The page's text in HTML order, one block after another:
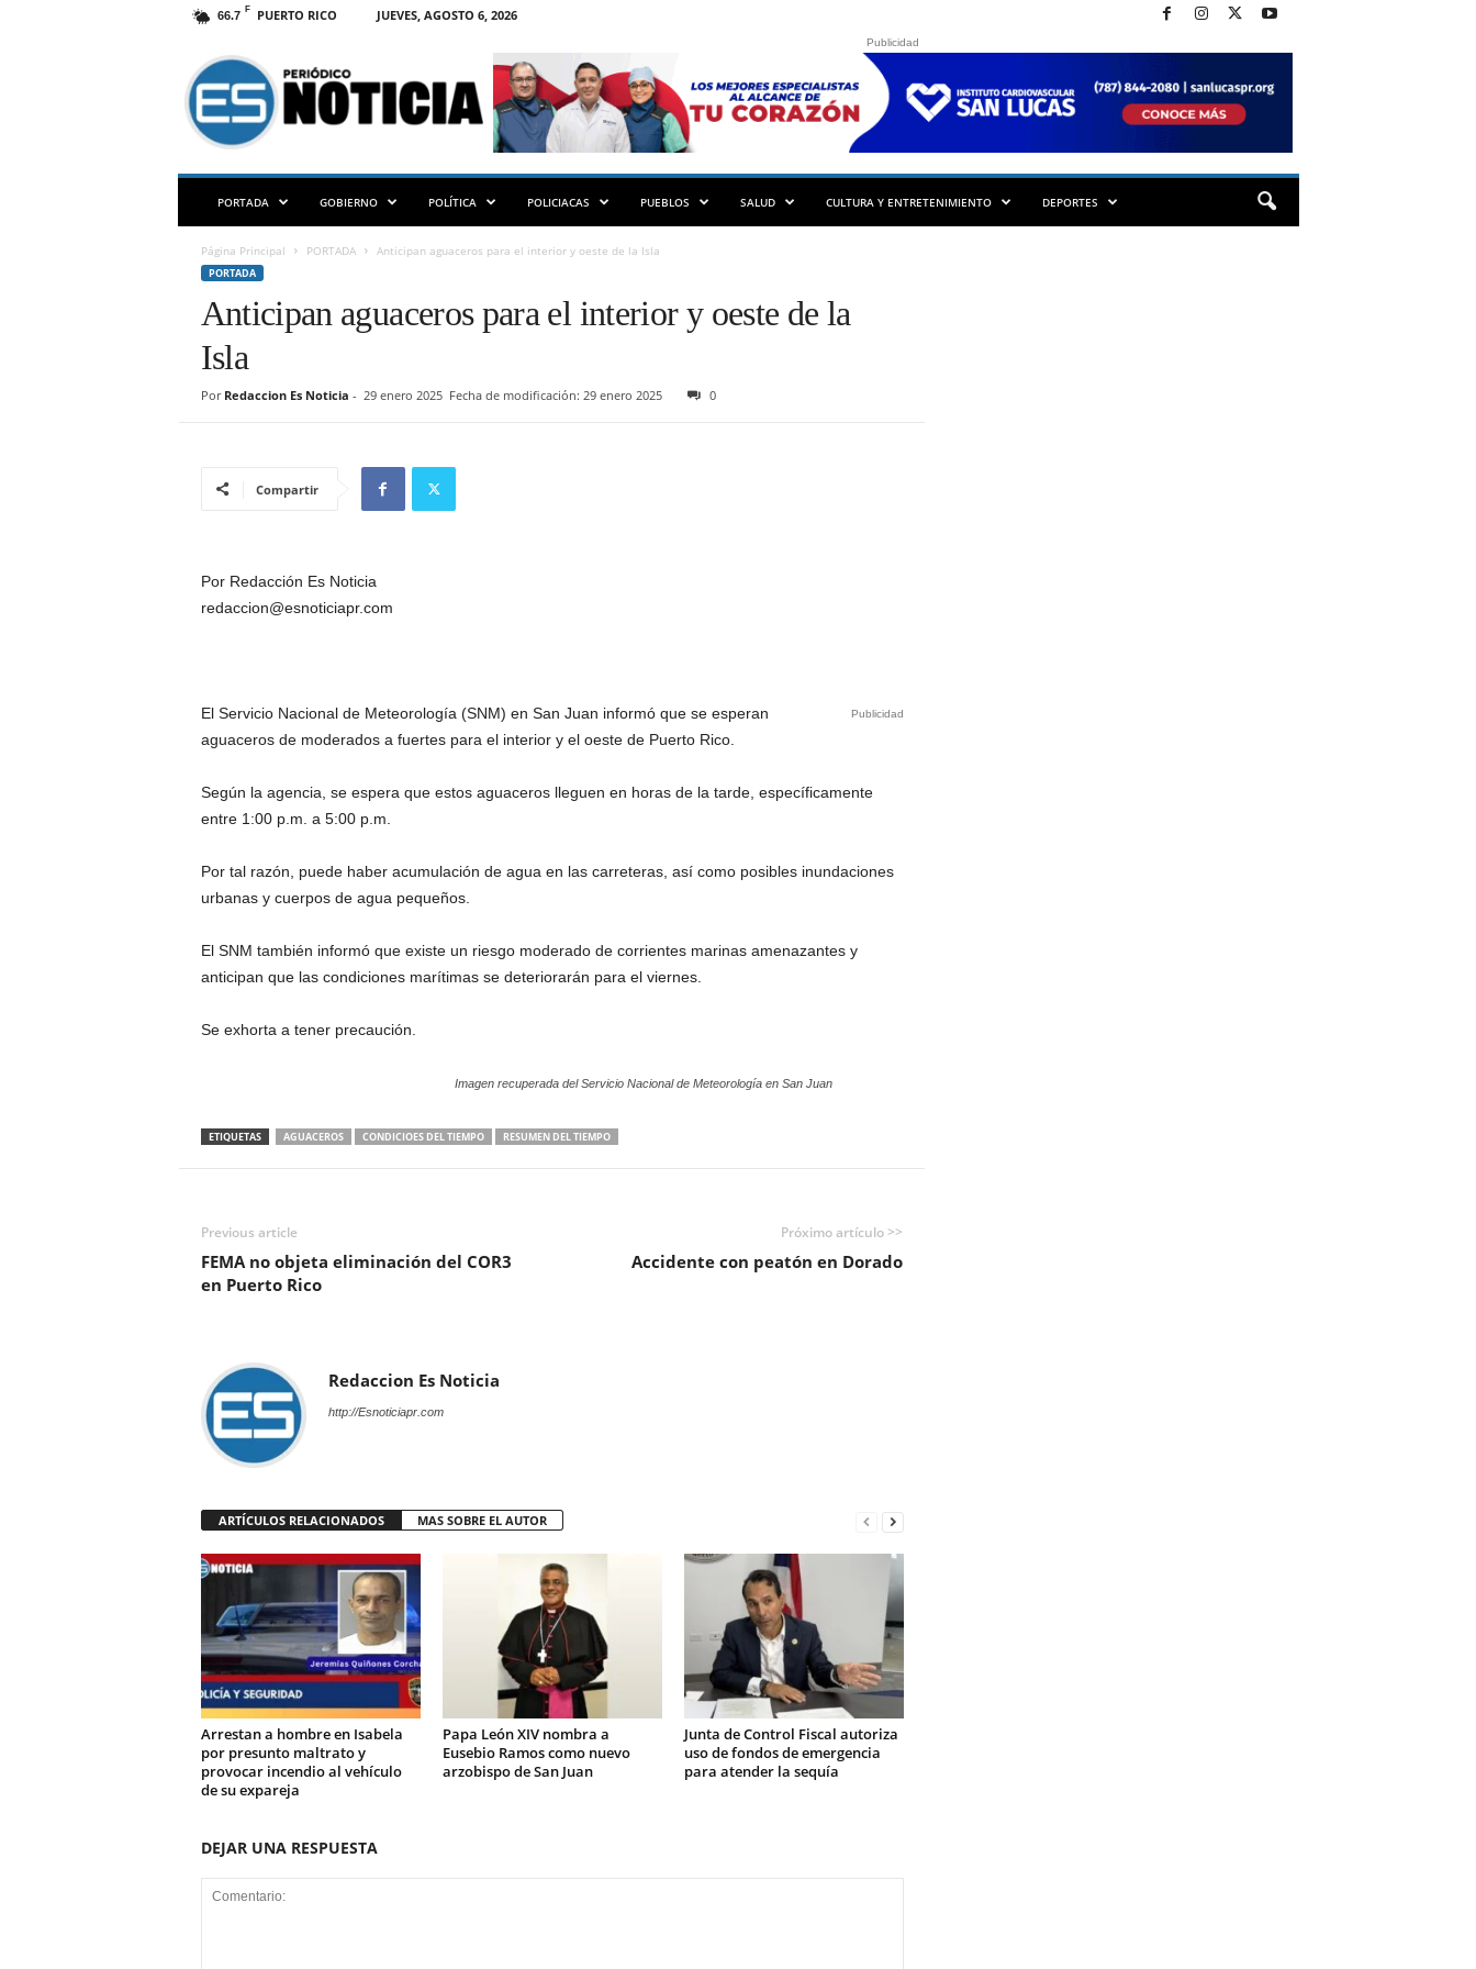
66.7 F PUERTO RICO JUEVES, AGOSTO 6, 2026
S
N
O
Publicidad
PORTADA GOBIERNO POLÍTICA POLICIACAS PUEBLOS SALUD CULTURA Y ENTRETENIMIENTO DEPORTES
Página Principal PORTADA Anticipan aguaceros para el interior y oeste de la Isla
PORTADA
Anticipan aguaceros para el interior y oeste de la
Isla
Por Redaccion Es Noticia - 29 enero 2025 Fecha de modificación: 29 enero 2025 0
Compartir
Por Redacción Es Noticia
redaccion@esnoticiapr.com
Publicidad
El Servicio Nacional de Meteorología (SNM) en San Juan informó que se esperan
aguaceros de moderados a fuertes para el interior y el oeste de Puerto Rico.
Según la agencia, se espera que estos aguaceros lleguen en horas de la tarde, específicamente
entre 1:00 p.m. a 5:00 p.m.
Por tal razón, puede haber acumulación de agua en las carreteras, así como posibles inundaciones
urbanas y cuerpos de agua pequeños.
El SNM también informó que existe un riesgo moderado de corrientes marinas amenazantes y
anticipan que las condiciones marítimas se deteriorarán para el viernes.
Se exhorta a tener precaución.
Imagen recuperada del Servicio Nacional de Meteorología en San Juan
ETIQUETAS AGUACEROS CONDICIOES DEL TIEMPO RESUMEN DEL TIEMPO
Previous article
FEMA no objeta eliminación del COR3
en Puerto Rico
Próximo artículo >>
Accidente con peatón en Dorado
Redaccion Es Noticia
http://Esnoticiapr.com
ARTÍCULOS RELACIONADOS MAS SOBRE EL AUTOR
Arrestan a hombre en Isabela
por presunto maltrato y
provocar incendio al vehículo
de su expareja
Papa León XIV nombra a
Eusebio Ramos como nuevo
arzobispo de San Juan
Junta de Control Fiscal autoriza
uso de fondos de emergencia
para atender la sequía
DEJAR UNA RESPUESTA